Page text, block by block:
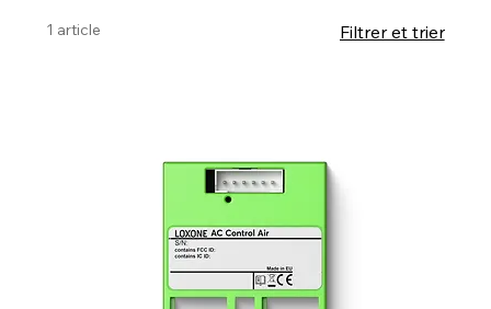
1 article Filtrer et trier